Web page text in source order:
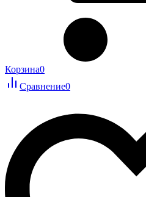
Корзина0
Сравнение0